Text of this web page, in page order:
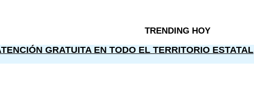
TRENDING HOY
GRATUITA EN TODO EL TERRITORIO ESTATAL